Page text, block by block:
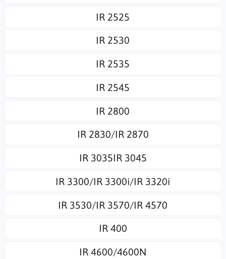
IR 2525
IR 2530
IR 2535
IR 2545
IR 2800
IR 2830/IR 2870
IR 3035IR 3045
IR 3300/IR 3300i/IR 3320i
IR 3530/IR 3570/IR 4570
IR 400
IR 4600/4600N